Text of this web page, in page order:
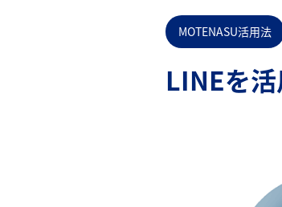
MOTENASU活用法
LINEを